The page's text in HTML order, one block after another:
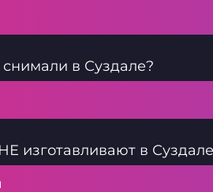
в Суздале?
изготавливают в